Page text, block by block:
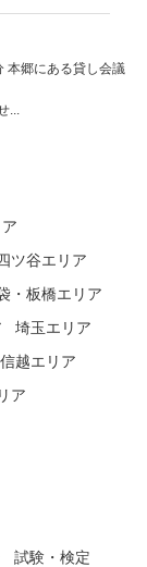
本郷にある貸し会議
...
ツ谷エリア
・板橋エリア
埼玉エリア
越エリア
ア
試験・検定